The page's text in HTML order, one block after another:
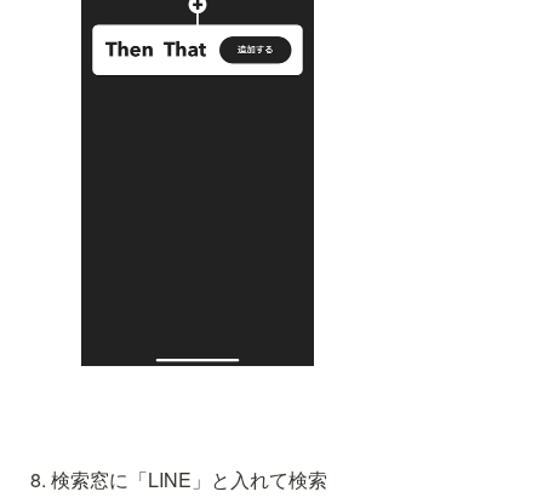
検索窓に「LINE」と入れて検索